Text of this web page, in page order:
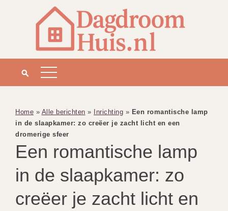
Home » Alle berichten » Inrichting » Een romantische lamp
in de slaapkamer: zo creëer je zacht licht en een
dromerige sfeer
Een romantische lamp
in de slaapkamer: zo
creëer je zacht licht en